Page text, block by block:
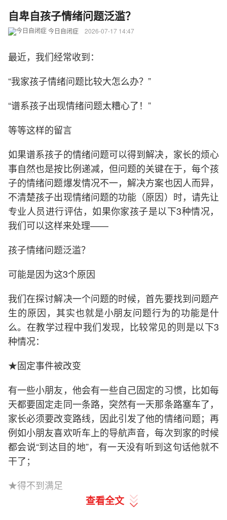
自卑自孩子情绪问题泛滥？
今日自闭症 2026-07-17 14:47
最近，我们经常收到：
“我家孩子情绪问题比较大怎么办？”
“谱系孩子出现情绪问题太糟心了！”
等等这样的留言
如果谱系孩子的情绪问题可以得到解决，家长的烦心
事自然也是按比例递减，但问题的关键在于，每个孩
子的情绪问题爆发情况不一，解决方案也因人而异，
不清楚孩子出现情绪问题的功能（原因）时，请先让
专业人员进行评估，如果你家孩子是以下3种情况，
我们可以这样来处理——
孩子情绪问题泛滥？
可能是因为这3个原因
我们在探讨解决一个问题的时候，首先要找到问题产
生的原因，其实也就是小朋友问题行为的功能是什
么。在教学过程中我们发现，比较常见的则是以下3
种情况：
★固定事件被改变
有一些小朋友，他会有一些自己固定的习惯，比如每
天都要固定走同一条路，突然有一天那条路塞车了，
家长必须要改变路线，因此引发了他的情绪问题；再
例如小朋友喜欢听车上的导航声音，每次到家的时候
都会说“到达目的地”，有一天没有听到这句话他就不
干了；
★得不到满足
小朋友想要的东西得不到，或者是说他表达了家长不
查看全文